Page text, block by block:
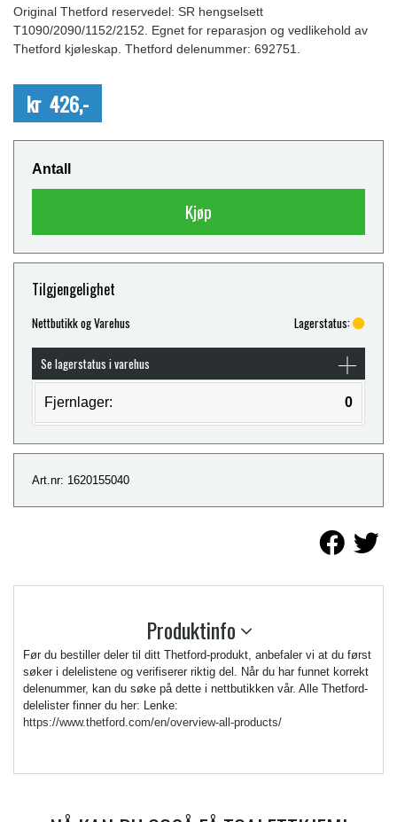
Original Thetford reservedel: SR hengselsett
T1090/2090/1152/2152. Egnet for reparasjon og vedlikehold av
Thetford kjøleskap. Thetford delenummer: 692751.
kr 426,-
Antall
Kjøp
Tilgjengelighet
Nettbutikk og Varehus Lagerstatus:
Se lagerstatus i varehus
Fjernlager: 0
Art.nr: 1620155040
Produktinfo
Før du bestiller deler til ditt Thetford-produkt, anbefaler vi at du først
søker i delelistene og verifiserer riktig del. Når du har funnet korrekt
delenummer, kan du søke på dette i nettbutikken vår. Alle Thetford-
delelister finner du her: Lenke:
https://www.thetford.com/en/overview-all-products/